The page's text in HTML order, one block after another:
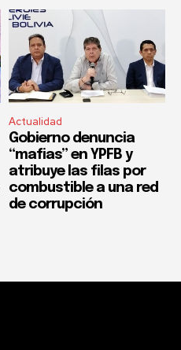
Actualidad
Gobierno denuncia
“mafias” en YPFB y
atribuye las filas por
combustible a una red
de corrupción